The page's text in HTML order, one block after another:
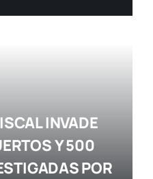
INVADE
Y 500
POR